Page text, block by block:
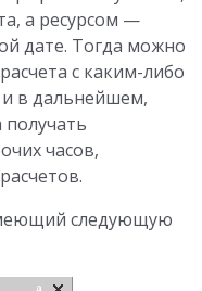
а ресурсом —
дате. Тогда можно
с каким-либо
в дальнейшем,
получать
часов,
следующую